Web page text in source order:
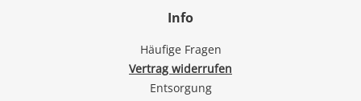
Info
Häufige Fragen
Vertrag widerrufen
Entsorgung